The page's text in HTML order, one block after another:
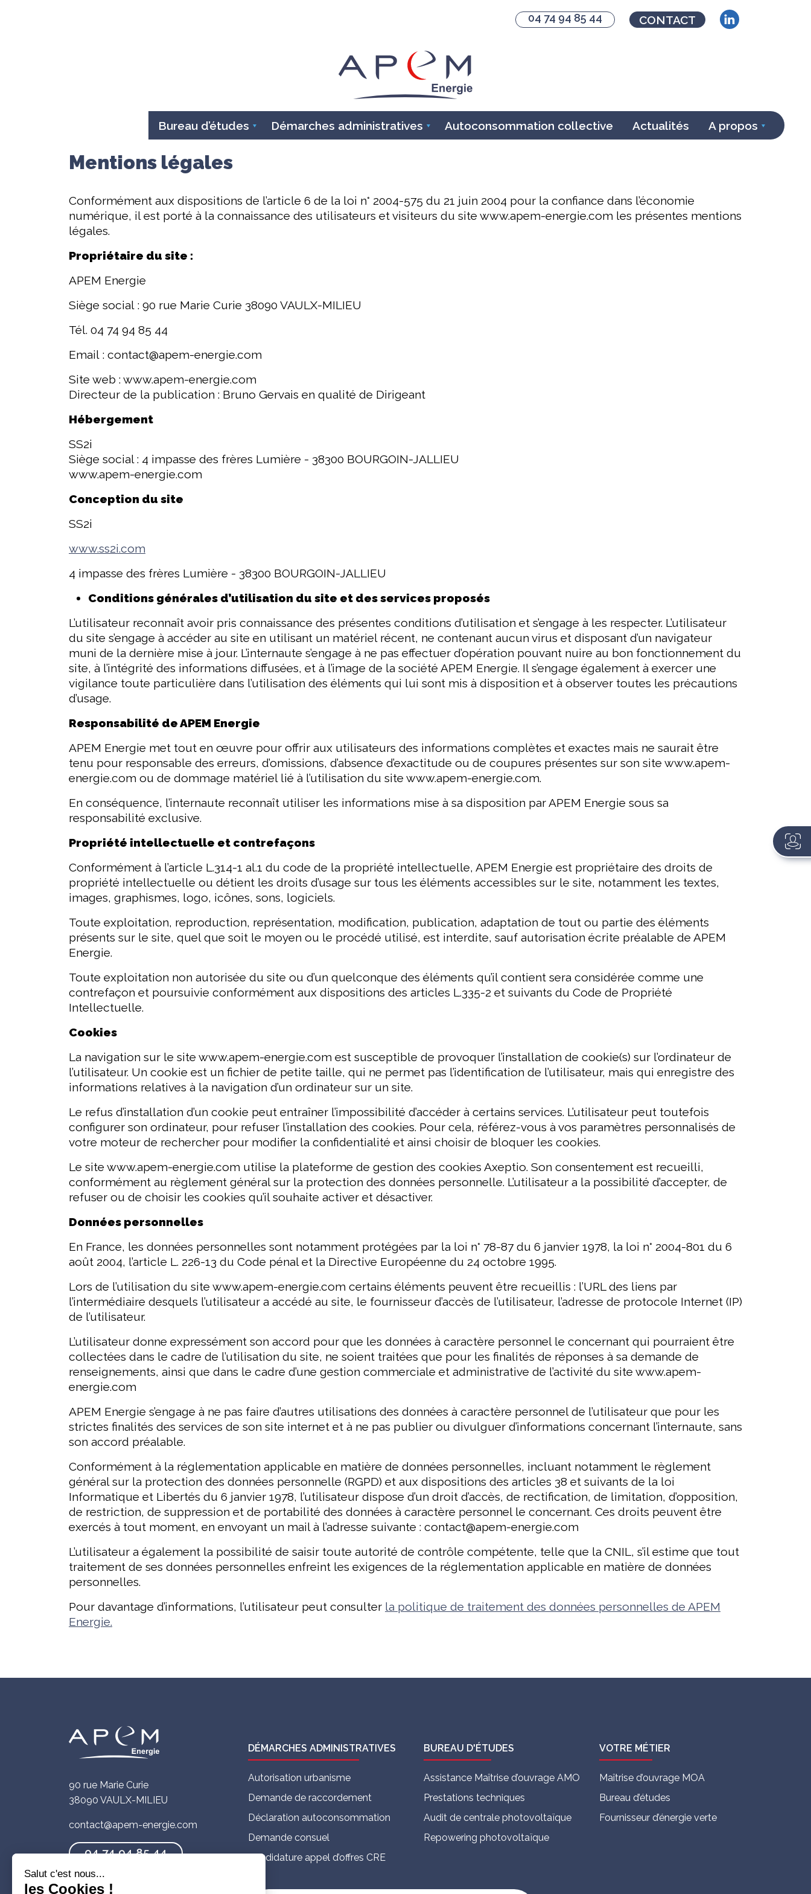
04 74 94 85 44 CONTACT
Bureau d’études Démarches administratives Autoconsommation collective Actualités A propos
Mentions légales
Conformément aux dispositions de l’article 6 de la loi n° 2004-575 du 21 juin 2004 pour la confiance dans l’économie
numérique, il est porté à la connaissance des utilisateurs et visiteurs du site www.apem-energie.com les présentes mentions
légales.
Propriétaire du site :
APEM Energie
Siège social : 90 rue Marie Curie 38090 VAULX-MILIEU
Tél. 04 74 94 85 44
Email : contact@apem-energie.com
Site web : www.apem-energie.com
Directeur de la publication : Bruno Gervais en qualité de Dirigeant
Hébergement
SS2i
Siège social : 4 impasse des frères Lumière - 38300 BOURGOIN-JALLIEU
www.apem-energie.com
Conception du site
SS2i
www.ss2i.com
4 impasse des frères Lumière - 38300 BOURGOIN-JALLIEU
Conditions générales d’utilisation du site et des services proposés
L’utilisateur reconnaît avoir pris connaissance des présentes conditions d’utilisation et s’engage à les respecter. L’utilisateur
du site s’engage à accéder au site en utilisant un matériel récent, ne contenant aucun virus et disposant d’un navigateur
muni de la dernière mise à jour. L’internaute s’engage à ne pas effectuer d’opération pouvant nuire au bon fonctionnement du
site, à l’intégrité des informations diffusées, et à l’image de la société APEM Energie. Il s’engage également à exercer une
vigilance toute particulière dans l’utilisation des éléments qui lui sont mis à disposition et à observer toutes les précautions
d’usage.
Responsabilité de APEM Energie
APEM Energie met tout en œuvre pour offrir aux utilisateurs des informations complètes et exactes mais ne saurait être
tenu pour responsable des erreurs, d’omissions, d’absence d’exactitude ou de coupures présentes sur son site www.apem-
energie.com ou de dommage matériel lié à l’utilisation du site www.apem-energie.com.
En conséquence, l’internaute reconnaît utiliser les informations mise à sa disposition par APEM Energie sous sa
responsabilité exclusive.
Propriété intellectuelle et contrefaçons
Conformément à l’article L.314-1 al.1 du code de la propriété intellectuelle, APEM Energie est propriétaire des droits de
propriété intellectuelle ou détient les droits d’usage sur tous les éléments accessibles sur le site, notamment les textes,
images, graphismes, logo, icônes, sons, logiciels.
Toute exploitation, reproduction, représentation, modification, publication, adaptation de tout ou partie des éléments
présents sur le site, quel que soit le moyen ou le procédé utilisé, est interdite, sauf autorisation écrite préalable de APEM
Energie.
Toute exploitation non autorisée du site ou d’un quelconque des éléments qu’il contient sera considérée comme une
contrefaçon et poursuivie conformément aux dispositions des articles L.335-2 et suivants du Code de Propriété
Intellectuelle.
Cookies
La navigation sur le site www.apem-energie.com est susceptible de provoquer l’installation de cookie(s) sur l’ordinateur de
l’utilisateur. Un cookie est un fichier de petite taille, qui ne permet pas l’identification de l’utilisateur, mais qui enregistre des
informations relatives à la navigation d’un ordinateur sur un site.
Le refus d’installation d’un cookie peut entraîner l’impossibilité d’accéder à certains services. L’utilisateur peut toutefois
configurer son ordinateur, pour refuser l’installation des cookies. Pour cela, référez-vous à vos paramètres personnalisés de
votre moteur de rechercher pour modifier la confidentialité et ainsi choisir de bloquer les cookies.
Le site www.apem-energie.com utilise la plateforme de gestion des cookies Axeptio. Son consentement est recueilli,
conformément au règlement général sur la protection des données personnelle. L’utilisateur a la possibilité d’accepter, de
refuser ou de choisir les cookies qu’il souhaite activer et désactiver.
Données personnelles
En France, les données personnelles sont notamment protégées par la loi n° 78-87 du 6 janvier 1978, la loi n° 2004-801 du 6
août 2004, l’article L. 226-13 du Code pénal et la Directive Européenne du 24 octobre 1995.
Lors de l’utilisation du site www.apem-energie.com certains éléments peuvent être recueillis : l’URL des liens par
l’intermédiaire desquels l’utilisateur a accédé au site, le fournisseur d’accès de l’utilisateur, l’adresse de protocole Internet (IP)
de l’utilisateur.
L’utilisateur donne expressément son accord pour que les données à caractère personnel le concernant qui pourraient être
collectées dans le cadre de l’utilisation du site, ne soient traitées que pour les finalités de réponses à sa demande de
renseignements, ainsi que dans le cadre d’une gestion commerciale et administrative de l’activité du site www.apem-
energie.com
APEM Energie s’engage à ne pas faire d’autres utilisations des données à caractère personnel de l’utilisateur que pour les
strictes finalités des services de son site internet et à ne pas publier ou divulguer d’informations concernant l’internaute, sans
son accord préalable.
Conformément à la réglementation applicable en matière de données personnelles, incluant notamment le règlement
général sur la protection des données personnelle (RGPD) et aux dispositions des articles 38 et suivants de la loi
Informatique et Libertés du 6 janvier 1978, l’utilisateur dispose d’un droit d’accès, de rectification, de limitation, d’opposition,
de restriction, de suppression et de portabilité des données à caractère personnel le concernant. Ces droits peuvent être
exercés à tout moment, en envoyant un mail à l’adresse suivante : contact@apem-energie.com
L’utilisateur a également la possibilité de saisir toute autorité de contrôle compétente, telle que la CNIL, s’il estime que tout
traitement de ses données personnelles enfreint les exigences de la réglementation applicable en matière de données
personnelles.
Pour davantage d’informations, l’utilisateur peut consulter la politique de traitement des données personnelles de APEM
Energie.
90 rue Marie Curie
38090 VAULX-MILIEU
contact@apem-energie.com
04 74 94 85 44
DÉMARCHES ADMINISTRATIVES
Autorisation urbanisme
Demande de raccordement
Déclaration autoconsommation
Demande consuel
Candidature appel d’offres CRE
BUREAU D'ÉTUDES
Assistance Maîtrise d’ouvrage AMO
Prestations techniques
Audit de centrale photovoltaïque
Repowering photovoltaïque
VOTRE MÉTIER
Maîtrise d’ouvrage MOA
Bureau d’études
Fournisseur d’énergie verte
Salut c'est nous...
les Cookies !